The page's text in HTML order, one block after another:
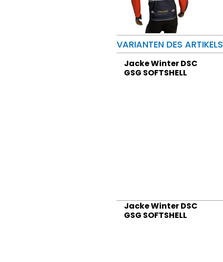
VARIANTEN DES ARTIKELS
Jacke Winter DSC
GSG SOFTSHELL
Jacke Winter DSC
GSG SOFTSHELL